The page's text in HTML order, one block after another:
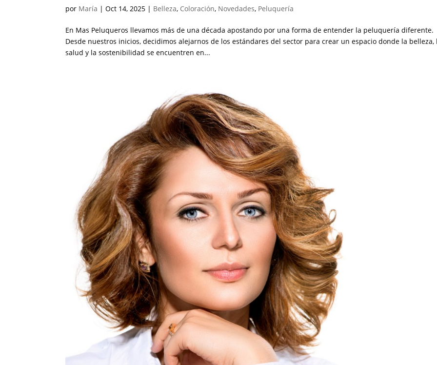
por María |Oct 14, 2025 | Belleza, Coloración, Novedades, Peluquería
En Mas Peluqueros llevamos más de una década apostando por una forma de entender la peluquería diferente.
Desde nuestros inicios, decidimos alejarnos de los estándares del sector para crear un espacio donde la belleza,
salud y la sostenibilidad se encuentren en...